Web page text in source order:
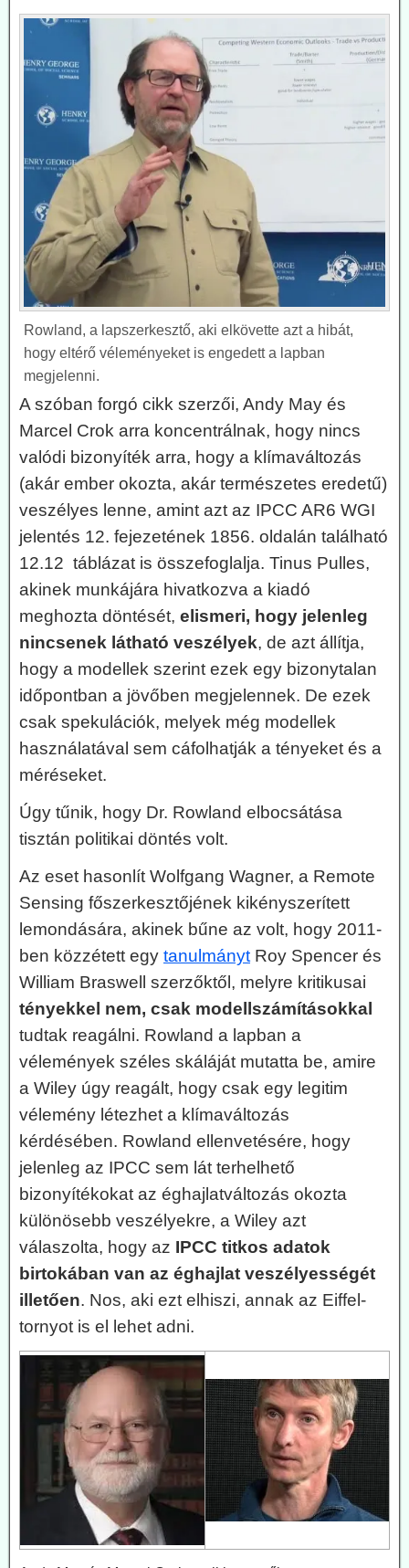
Rowland, a lapszerkesztő, aki elkövette azt a hibát,
hogy eltérő véleményeket is engedett a lapban
megjelenni.
A szóban forgó cikk szerzői, Andy May és
Marcel Crok arra koncentrálnak, hogy nincs
valódi bizonyíték arra, hogy a klímaváltozás
(akár ember okozta, akár természetes eredetű)
veszélyes lenne, amint azt az IPCC AR6 WGI
jelentés 12. fejezetének 1856. oldalán található
12.12 táblázat is összefoglalja. Tinus Pulles,
akinek munkájára hivatkozva a kiadó
meghozta döntését, elismeri, hogy jelenleg
nincsenek látható veszélyek, de azt állítja,
hogy a modellek szerint ezek egy bizonytalan
időpontban a jövőben megjelennek. De ezek
csak spekulációk, melyek még modellek
használatával sem cáfolhatják a tényeket és a
méréseket.
Úgy tűnik, hogy Dr. Rowland elbocsátása
tisztán politikai döntés volt.
Az eset hasonlít Wolfgang Wagner, a Remote
Sensing főszerkesztőjének kikényszerített
lemondására, akinek bűne az volt, hogy 2011-
ben közzétett egy tanulmányt Roy Spencer és
William Braswell szerzőktől, melyre kritikusai
tényekkel nem, csak modellszámításokkal
tudtak reagálni. Rowland a lapban a
vélemények széles skáláját mutatta be, amire
a Wiley úgy reagált, hogy csak egy legitim
vélemény létezhet a klímaváltozás
kérdésében. Rowland ellenvetésére, hogy
jelenleg az IPCC sem lát terhelhető
bizonyítékokat az éghajlatváltozás okozta
különösebb veszélyekre, a Wiley azt
válaszolta, hogy az IPCC titkos adatok
birtokában van az éghajlat veszélyességét
illetően. Nos, aki ezt elhiszi, annak az Eiffel-
tornyot is el lehet adni.